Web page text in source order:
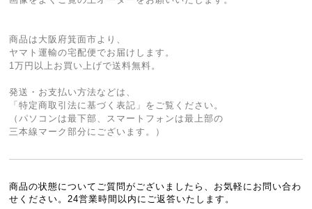
商品は大阪府箕面市より、
ヤマト運輸の宅配便でお届けします。
1万円以上お買い上げで送料無料。
発送・お支払い方法などは、
「特定商取引法に基づく表記」をご覧ください。
（パソコンは最下部、スマートフォンは最上部の
三本線マーク部分にございます。）
商品の状態についてご質問がございましたら、お気軽にお問い合わ
せください。24営業時間以内にご返答いたします。